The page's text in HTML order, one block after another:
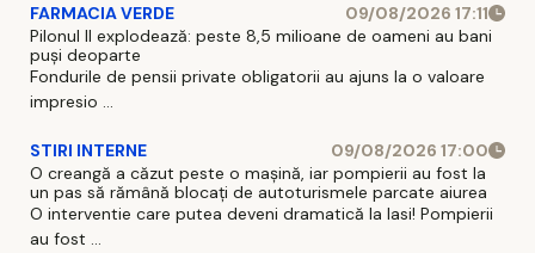
FARMACIA VERDE
09/08/2026 17:11
Pilonul II explodează: peste 8,5 milioane de oameni au bani
puși deoparte
Fondurile de pensii private obligatorii au ajuns la o valoare
impresio ...
STIRI INTERNE
09/08/2026 17:00
O creangă a căzut peste o mașină, iar pompierii au fost la
un pas să rămână blocați de autoturismele parcate aiurea
O interventie care putea deveni dramatică la Iasi! Pompierii
au fost ...